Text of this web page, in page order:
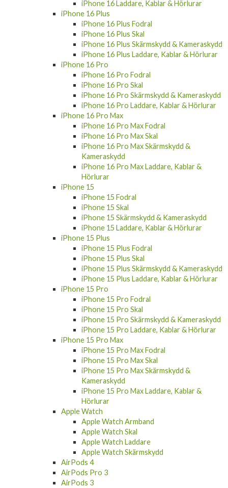
iPhone 16 Laddare, Kablar & Hörlurar
iPhone 16 Plus
iPhone 16 Plus Fodral
iPhone 16 Plus Skal
iPhone 16 Plus Skärmskydd & Kameraskydd
iPhone 16 Plus Laddare, Kablar & Hörlurar
iPhone 16 Pro
iPhone 16 Pro Fodral
iPhone 16 Pro Skal
iPhone 16 Pro Skärmskydd & Kameraskydd
iPhone 16 Pro Laddare, Kablar & Hörlurar
iPhone 16 Pro Max
iPhone 16 Pro Max Fodral
iPhone 16 Pro Max Skal
iPhone 16 Pro Max Skärmskydd &
Kameraskydd
iPhone 16 Pro Max Laddare, Kablar &
Hörlurar
iPhone 15
iPhone 15 Fodral
iPhone 15 Skal
iPhone 15 Skärmskydd & Kameraskydd
iPhone 15 Laddare, Kablar & Hörlurar
iPhone 15 Plus
iPhone 15 Plus Fodral
iPhone 15 Plus Skal
iPhone 15 Plus Skärmskydd & Kameraskydd
iPhone 15 Plus Laddare, Kablar & Hörlurar
iPhone 15 Pro
iPhone 15 Pro Fodral
iPhone 15 Pro Skal
iPhone 15 Pro Skärmskydd & Kameraskydd
iPhone 15 Pro Laddare, Kablar & Hörlurar
iPhone 15 Pro Max
iPhone 15 Pro Max Fodral
iPhone 15 Pro Max Skal
iPhone 15 Pro Max Skärmskydd &
Kameraskydd
iPhone 15 Pro Max Laddare, Kablar &
Hörlurar
Apple Watch
Apple Watch Armband
Apple Watch Skal
Apple Watch Laddare
Apple Watch Skärmskydd
AirPods 4
AirPods Pro 3
AirPods 3